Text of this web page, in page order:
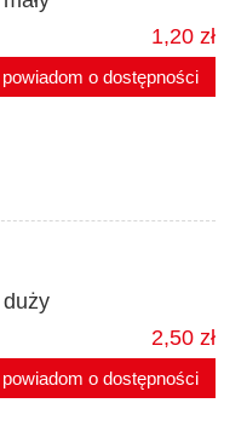
1,20 zł
powiadom o dostępności
2,50 zł
powiadom o dostępności